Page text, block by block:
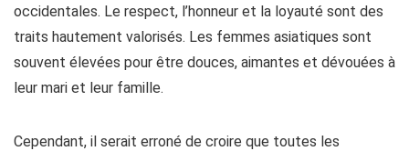
occidentales. Le respect, l’honneur et la loyauté sont des
traits hautement valorisés. Les femmes asiatiques sont
souvent élevées pour être douces, aimantes et dévouées à
leur mari et leur famille.
Cependant, il serait erroné de croire que toutes les